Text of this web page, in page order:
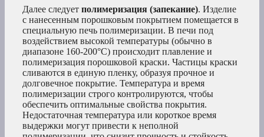
Далее следует полимеризация (запекание). Изделие
с нанесенным порошковым покрытием помещается в
специальную печь полимеризации. В печи под
воздействием высокой температуры (обычно в
диапазоне 160-200°C) происходит плавление и
полимеризация порошковой краски. Частицы краски
сливаются в единую пленку, образуя прочное и
долговечное покрытие. Температура и время
полимеризации строго контролируются, чтобы
обеспечить оптимальные свойства покрытия.
Недостаточная температура или короткое время
выдержки могут привести к неполной